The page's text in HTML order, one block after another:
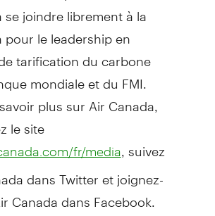
joindre librement à la
le leadership en
tarification du carbone
mondiale et du FMI.
plus sur Air Canada,
le site
fr/media , suivez
dans Twitter et joignez-
Canada dans Facebook.